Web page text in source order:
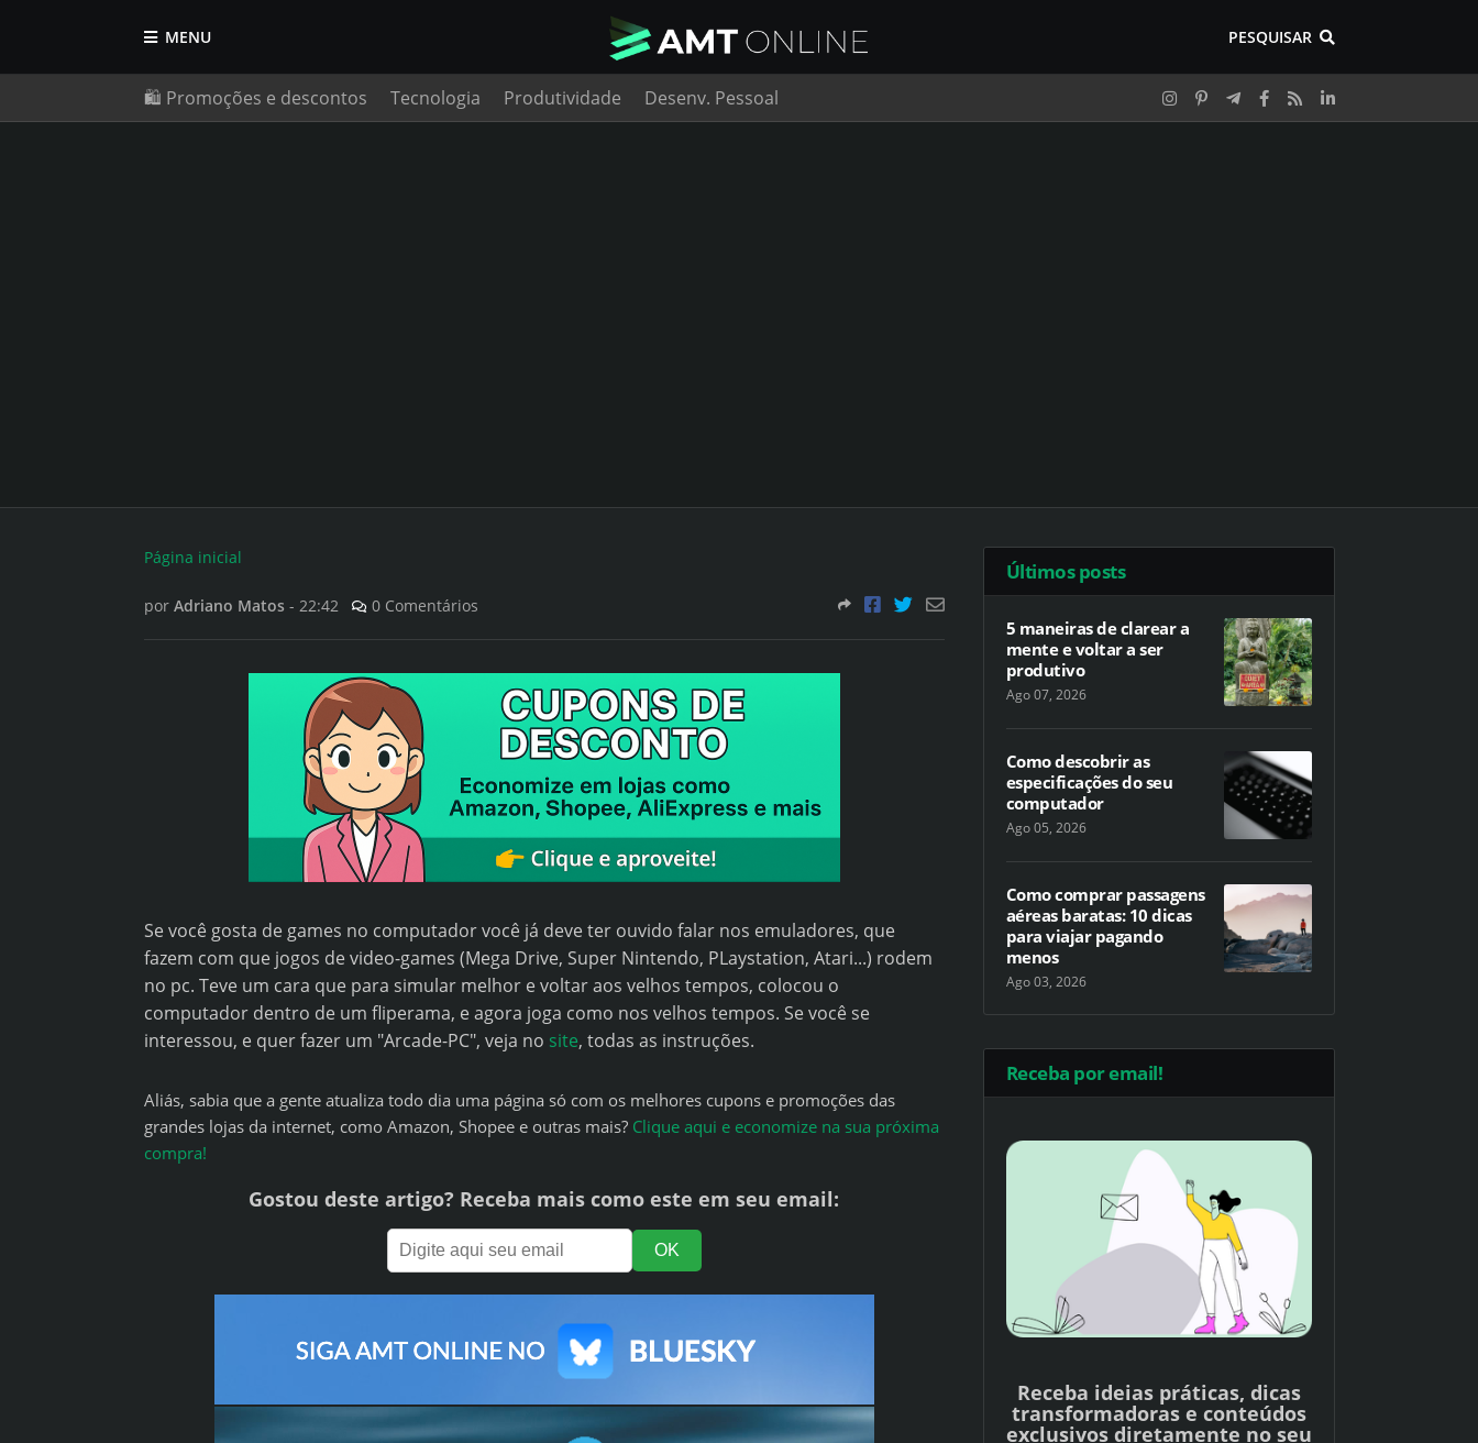
MENU PESQUISAR
🛍️ Promoções e descontos Tecnologia Produtividade Desenv. Pessoal
Página inicial
por Adriano Matos - 22:42 0 Comentários
Se você gosta de games no computador você já deve ter ouvido falar nos emuladores, que
fazem com que jogos de video-games (Mega Drive, Super Nintendo, PLaystation, Atari...) rodem
no pc. Teve um cara que para simular melhor e voltar aos velhos tempos, colocou o
computador dentro de um fliperama, e agora joga como nos velhos tempos. Se você se
interessou, e quer fazer um "Arcade-PC", veja no site, todas as instruções.
Aliás, sabia que a gente atualiza todo dia uma página só com os melhores cupons e promoções das
grandes lojas da internet, como Amazon, Shopee e outras mais? Clique aqui e economize na sua próxima
compra!
Gostou deste artigo? Receba mais como este em seu email:
Últimos posts
5 maneiras de clarear a
mente e voltar a ser
produtivo
Ago 07, 2026
Como descobrir as
especificações do seu
computador
Ago 05, 2026
Como comprar passagens
aéreas baratas: 10 dicas
para viajar pagando
menos
Ago 03, 2026
Receba por email!
Receba ideias práticas, dicas
transformadoras e conteúdos
exclusivos diretamente no seu